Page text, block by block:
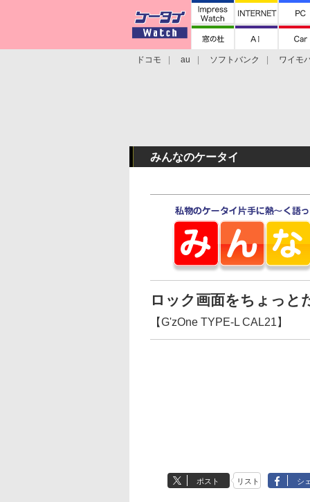
ドコモ au ソフトバンク
ワイモ
みんなのケータイ
ロック画面をちょっと
【G'zOne TYPE-L CAL21】
ポスト リスト シ